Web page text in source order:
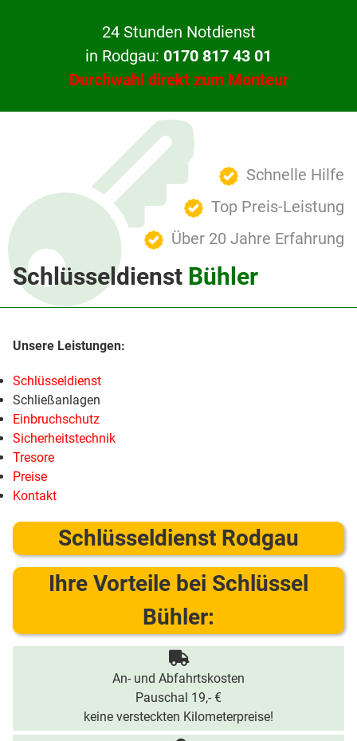
24 Stunden Notdienst
in Rodgau: 0170 817 43 01
Durchwahl direkt zum Monteur
Schnelle Hilfe
Top Preis-Leistung
Über 20 Jahre Erfahrung
Schlüsseldienst Bühler
Schlüsseldienst
Schließanlagen
Einbruchschutz
Sicherheitstechnik
Tresore
Preise
Kontakt
Schlüsseldienst Rodgau
Ihre Vorteile bei Schlüssel
Bühler:
An- und Abfahrtskosten
Pauschal 19,- €
keine versteckten Kilometerpreise!